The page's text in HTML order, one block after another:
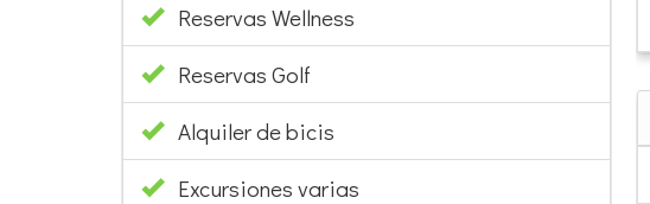
Reservas Wellness
Reservas Golf
Alquiler de bicis
Excursiones varias